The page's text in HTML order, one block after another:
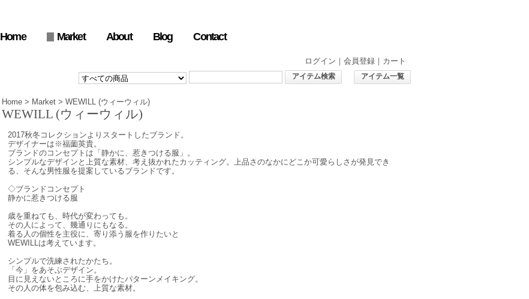
Home Market About Blog Contact
ログイン ｜ 会員登録 ｜ カート
アイテム一覧
アイテム検索
Home > Market > WEWILL (ウィーウィル)
WEWILL (ウィーウィル)
2017秋冬コレクションよりスタートしたブランド。
デザイナーは※福薗英貴。
ブランドのコンセプトは「静かに、惹きつける服」。
シンプルなデザインと上質な素材、考え抜かれたカッティング。上品さのなかにどこか可愛らしさが発見でき
る、そんな男性服を提案しているブランドです。
◇ブランドコンセプト
静かに惹きつける服
歳を重ねても、時代が変わっても。
その人によって、幾通りにもなる。
着る人の個性を主役に、寄り添う服を作りたいと
WEWILLは考えています。
シンプルで洗練されたかたち。
「今」をあそぶデザイン。
目に見えないところに手をかけたパターンメイキング。
その人の体を包み込む、上質な素材。